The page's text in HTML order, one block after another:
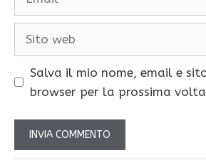
Salva il mio nome, email e
browser per la prossima